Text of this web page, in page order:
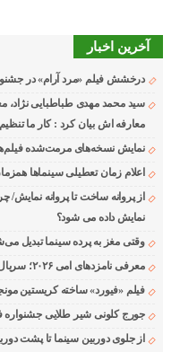
آخرین اخبار
درخشش فیلم «مرد آرام» در جشنواره
سید محمد مهدی طباطبایی نژاد،
معارفه اش بیان کرد : کار ما
نمایش نسخه‌های مرمت‌شده
اعلام زمان تعطیلی سینماها
از پروانه ساخت تا پروانه نمایش/
نمایش داده می شود؟
وقتی مغز به پرده سینما تبدیل
معرفی نامزدهای امی ۲۰۲۶؛ سریال پزشکی «پیت» پیشتاز شد
فیلم «فیورد» ساخته کریستین مونجیو
جورج کلونی شیر طلایی جشنواره فیلم ونیز
از جلوی دوربین سینما تا پشت